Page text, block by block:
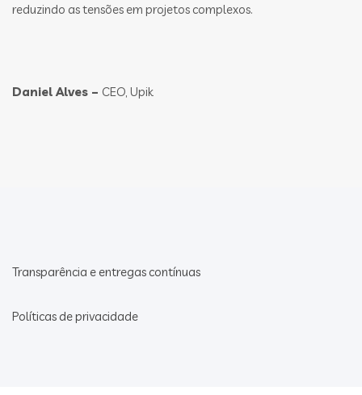
reduzindo as tensões em projetos complexos.
Daniel Alves – CEO, Upik
Transparência e entregas contínuas
Políticas de privacidade